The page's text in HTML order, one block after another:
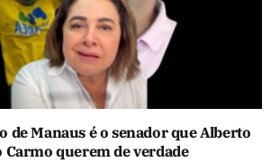
de Manaus é o senador que Alberto
Carmo querem de verdade